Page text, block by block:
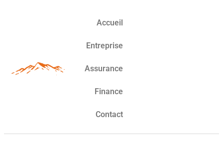
Accueil
Entreprise
Assurance
Finance
Contact